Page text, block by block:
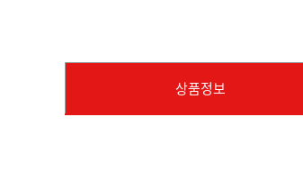
상품정보